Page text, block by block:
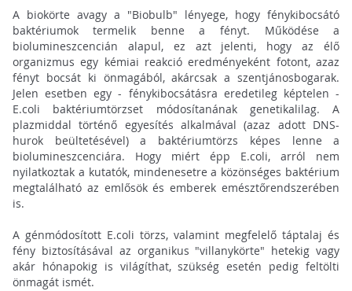
A biokörte avagy a "Biobulb" lényege, hogy fénykibocsátó
baktériumok termelik benne a fényt. Működése a
biolumineszcencián alapul, ez azt jelenti, hogy az élő
organizmus egy kémiai reakció eredményeként fotont, azaz
fényt bocsát ki önmagából, akárcsak a szentjánosbogarak.
Jelen esetben egy - fénykibocsátásra eredetileg képtelen -
E.coli baktériumtörzset módosítanának genetikalilag. A
plazmiddal történő egyesítés alkalmával (azaz adott DNS-
hurok beültetésével) a baktériumtörzs képes lenne a
biolumineszcenciára. Hogy miért épp E.coli, arról nem
nyilatkoztak a kutatók, mindenesetre a közönséges baktérium
megtalálható az emlősök és emberek emésztőrendszerében
is.
A génmódosított E.coli törzs, valamint megfelelő táptalaj és
fény biztosításával az organikus "villanykörte" hetekig vagy
akár hónapokig is világíthat, szükség esetén pedig feltölti
önmagát ismét.